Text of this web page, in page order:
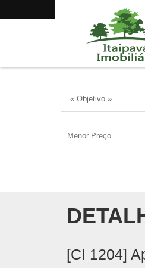
« Objetivo »
[CI 1204]